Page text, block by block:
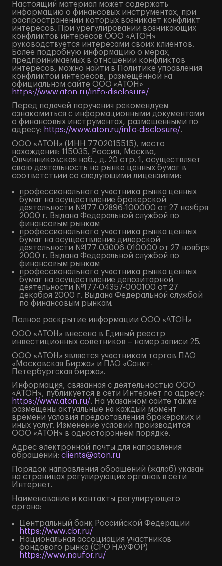
Настоящий материал может содержать
информацию о финансовых инструментах, при
распространении которых возникает конфликт
интересов. При урегулировании возникающих
конфликтов интересов ООО «АТОН»
руководствуется интересами своих клиентов.
Более подробную информацию о мерах,
предпринимаемых в отношении конфликтов
интересов, можно найти в Политике управления
конфликтом интересов, размещённой на
официальном сайте ООО «АТОН»
https://www.aton.ru/info-disclosure/.
Перед подачей поручения рекомендуем
ознакомиться с информационными документами
о финансовых инструментах, размещенными по
адресу: https://www.aton.ru/info-disclosure/.
ООО «АТОН» (ИНН 7702015515), место
нахождения: 115035, Россия, Москва,
Овчинниковская наб., д. 20 стр. 1, осуществляет
свою деятельность на рынке ценных бумаг в
соответствии со следующими лицензиями:
профессионального участника рынка ценных
бумаг на осуществление брокерской
деятельности №177-02896-100000 от 27 ноября
2000 г. Выдана Федеральной службой по
финансовым рынкам
профессионального участника рынка ценных
бумаг на осуществление дилерской
деятельности №177-03006-010000 от 27 ноября
2000 г. Выдана Федеральной службой по
финансовым рынкам
профессионального участника рынка ценных
бумаг на осуществление депозитарной
деятельности №177-04357-000100 от 27
декабря 2000 г. Выдана Федеральной службой
по финансовым рынкам.
Полное раскрытие информации ООО «АТОН»
ООО «АТОН» внесено в Единый реестр
инвестиционных советников – номер записи 25.
ООО «АТОН» является участником торгов ПАО
«Московская Биржа» и ПАО «Санкт-
Петербургская биржа».
Информация, связанная с деятельностью ООО
«АТОН», публикуется в сети Интернет по адресу:
https://www.aton.ru/. На указанном сайте также
размещены актуальные на каждый момент
времени условия предоставления брокерских и
иных услуг. Изменение условий производится
ООО «АТОН» в одностороннем порядке.
Адрес электронной почты для направления
обращений: clients@aton.ru
Порядок направления обращений (жалоб) указан
на страницах регулирующих органов в сети
Интернет.
Наименование и контакты регулирующего
органа:
Центральный банк Российской Федерации
https://www.cbr.ru/
Национальная ассоциация участников
фондового рынка (СРО НАУФОР)
https://www.naufor.ru/